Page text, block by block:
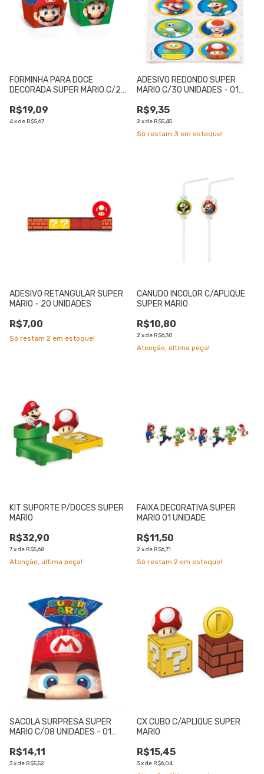
FORMINHA PARA DOCE
DECORADA SUPER MARIO C/24
R$19,09
4xde R$5,67
ADESIVO REDONDO SUPER
MARIO C/30 UNIDADES - 01
R$9,35
2xde R$5,45
Só restam 3 em estoque!
ADESIVO RETANGULAR SUPER
MARIO - 20 UNIDADES
R$7,00
Só restam 2 em estoque!
CANUDO INCOLOR C/APLIQUE
SUPER MARIO
R$10,80
2xde R$6,30
Atenção, última peça!
KIT SUPORTE P/DOCES SUPER
MARIO
R$32,90
7xde R$5,68
Atenção, última peça!
FAIXA DECORATIVA SUPER
MARIO 01 UNIDADE
R$11,50
2xde R$6,71
Só restam 2 em estoque!
SACOLA SURPRESA SUPER
MARIO C/08 UNIDADES - 01
R$14,11
3xde R$5,52
CX CUBO C/APLIQUE SUPER
MARIO
R$15,45
3xde R$6,04